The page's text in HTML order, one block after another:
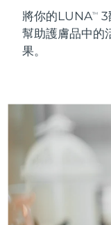
將你的LUNATM
3
幫助護膚品中的
果。
For
For
面
Red
FAQ™ 抗老護理
抗老
LED
生髮
汶萊
保加利亞
智利
中國
哥倫比亞
克羅埃西亞